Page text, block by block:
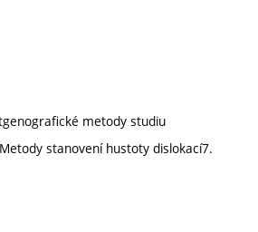
metody studiu
stanovení hustoty dislokací7.